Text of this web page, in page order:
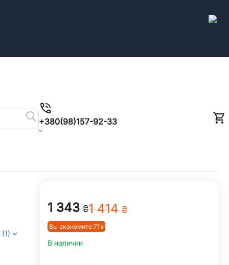
+380(98)157-92-33
1 343 ₴1 414 ₴
Вы экономите:‍71‍ ₴
В наличии